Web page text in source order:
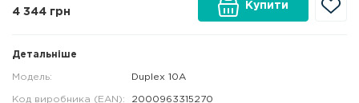
4 344 грн
Купити
Детальніше
Модель: Duplex 10А
Код виробника (EAN): 2000963315270